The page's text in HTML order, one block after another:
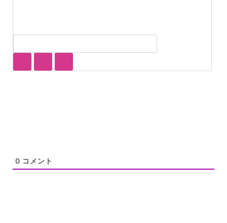
0 コメント